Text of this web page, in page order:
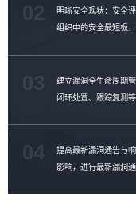
明晰安全现状：安全
组织中的安全最短板
02
建立漏洞全生命周期
闭环处置、跟踪复测
提高最新漏洞通告与
影响，进行最新漏洞
04